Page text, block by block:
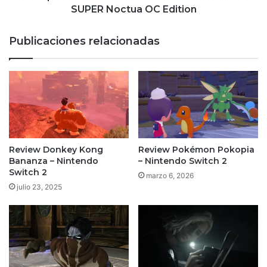
SUPER Noctua OC Edition
Publicaciones relacionadas
Review Donkey Kong
Bananza – Nintendo
Switch 2
julio 23, 2025
Review Pokémon Pokopia
– Nintendo Switch 2
marzo 6, 2026